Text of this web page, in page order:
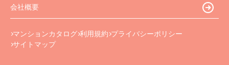
会社概要
マンションカタログ 利用規約 プライバシーポリシー
サイトマップ